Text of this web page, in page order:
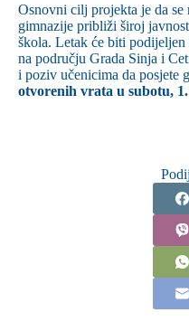
Osnovni cilj projekta je da
gimnazije približi široj
škola. Letak će biti
na području Grada Sinja i
i poziv učenicima da posjete
otvorenih vrata u subotu,